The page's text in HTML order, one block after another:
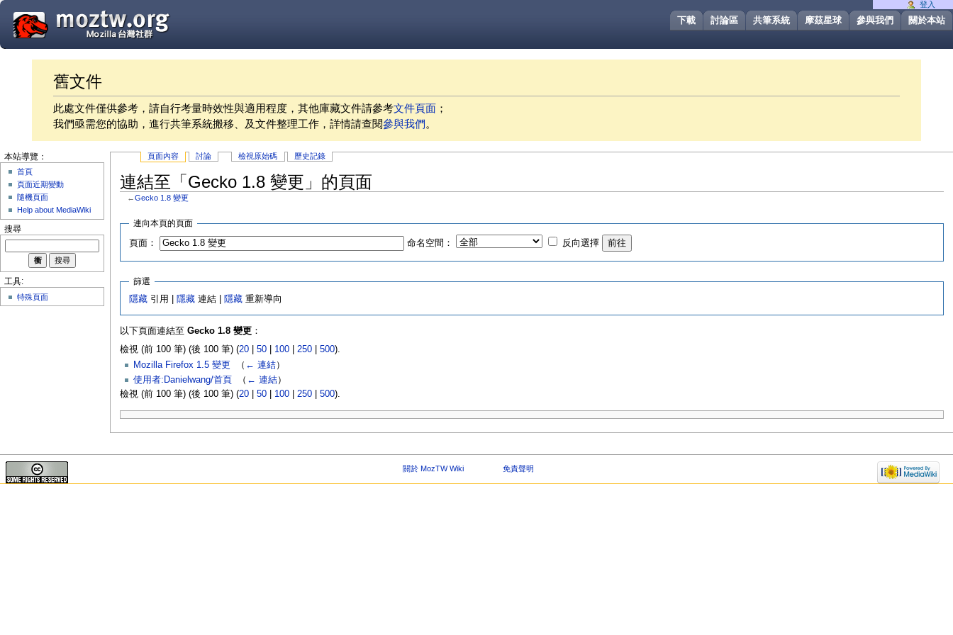
關於本站
參與我們
摩茲星球
共筆系統
討論區
下載
舊文件
此處文件僅供參考，請自行考量時效性與適用程度，其他庫藏文件請參考文件頁面 ；
我們亟需您的協助，進行共筆系統搬移、及文件整理工作，詳情請查閱參與我們。
頁面內容 討論 檢視原始碼 歷史記錄
連結至「Gecko 1.8 變更」的頁面
←Gecko 1.8 變更
連向本頁的頁面
頁面： 命名空間： 反向選擇
篩選
隱藏 引用 | 隱藏 連結 | 隱藏 重新導向
以下頁面連結至 Gecko 1.8 變更 ：
檢視 (前 100 筆) (後 100 筆) (20| 50| 100| 250| 500).
Mozilla Firefox 1.5 變更
（ ← 連結）
使用者:Danielwang/首頁‎ （ ← 連結）
檢視 (前 100 筆) (後 100 筆) (20| 50| 100| 250| 500).
登入
本站導覽：
首頁
頁面近期變動
隨機頁面
Help about MediaWiki
搜尋
工具:
特殊頁面
關於 MozTW Wiki 免責聲明